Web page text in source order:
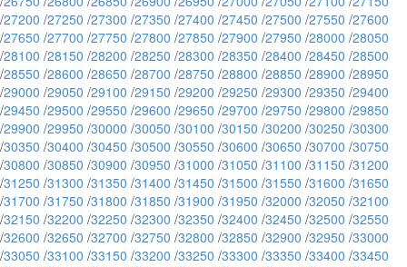
/27200 /27250 /27300 /27350 /27400 /27450 /27500 /27550 /27600
/27650 /27700 /27750 /27800 /27850 /27900 /27950 /28000 /28050
/28100 /28150 /28200 /28250 /28300 /28350 /28400 /28450 /28500
/28550 /28600 /28650 /28700 /28750 /28800 /28850 /28900 /28950
/29000 /29050 /29100 /29150 /29200 /29250 /29300 /29350 /29400
/29450 /29500 /29550 /29600 /29650 /29700 /29750 /29800 /29850
/29900 /29950 /30000 /30050 /30100 /30150 /30200 /30250 /30300
/30350 /30400 /30450 /30500 /30550 /30600 /30650 /30700 /30750
/30800 /30850 /30900 /30950 /31000 /31050 /31100 /31150 /31200
/31250 /31300 /31350 /31400 /31450 /31500 /31550 /31600 /31650
/31700 /31750 /31800 /31850 /31900 /31950 /32000 /32050 /32100
/32150 /32200 /32250 /32300 /32350 /32400 /32450 /32500 /32550
/32600 /32650 /32700 /32750 /32800 /32850 /32900 /32950 /33000
/33050 /33100 /33150 /33200 /33250 /33300 /33350 /33400 /33450